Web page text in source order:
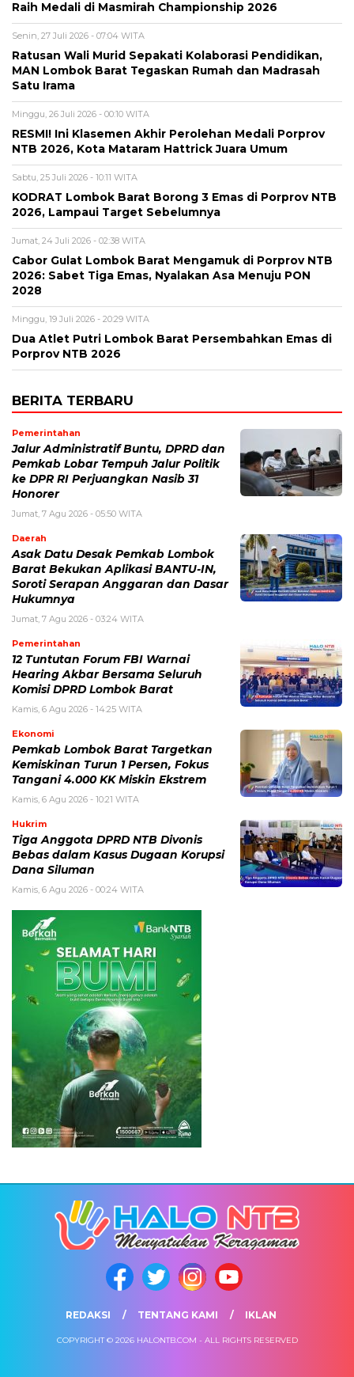
Raih Medali di Masmirah Championship 2026
Senin, 27 Juli 2026 - 07:04 WITA
Ratusan Wali Murid Sepakati Kolaborasi Pendidikan,
MAN Lombok Barat Tegaskan Rumah dan Madrasah
Satu Irama
Minggu, 26 Juli 2026 - 00:10 WITA
RESMI! Ini Klasemen Akhir Perolehan Medali Porprov
NTB 2026, Kota Mataram Hattrick Juara Umum
Sabtu, 25 Juli 2026 - 10:11 WITA
KODRAT Lombok Barat Borong 3 Emas di Porprov NTB
2026, Lampaui Target Sebelumnya
Jumat, 24 Juli 2026 - 02:38 WITA
Cabor Gulat Lombok Barat Mengamuk di Porprov NTB
2026: Sabet Tiga Emas, Nyalakan Asa Menuju PON
2028
Minggu, 19 Juli 2026 - 20:29 WITA
Dua Atlet Putri Lombok Barat Persembahkan Emas di
Porprov NTB 2026
BERITA TERBARU
Pemerintahan
Jalur Administratif Buntu, DPRD dan
Pemkab Lobar Tempuh Jalur Politik
ke DPR RI Perjuangkan Nasib 31
Honorer
Jumat, 7 Agu 2026 - 05:50 WITA
Daerah
Asak Datu Desak Pemkab Lombok
Barat Bekukan Aplikasi BANTU-IN,
Soroti Serapan Anggaran dan Dasar
Hukumnya
Jumat, 7 Agu 2026 - 03:24 WITA
Pemerintahan
12 Tuntutan Forum FBI Warnai
Hearing Akbar Bersama Seluruh
Komisi DPRD Lombok Barat
Kamis, 6 Agu 2026 - 14:25 WITA
Ekonomi
Pemkab Lombok Barat Targetkan
Kemiskinan Turun 1 Persen, Fokus
Tangani 4.000 KK Miskin Ekstrem
Kamis, 6 Agu 2026 - 10:21 WITA
Hukrim
Tiga Anggota DPRD NTB Divonis
Bebas dalam Kasus Dugaan Korupsi
Dana Siluman
Kamis, 6 Agu 2026 - 00:24 WITA
REDAKSI TENTANG KAMI IKLAN
COPYRIGHT © 2026 HALONTB.COM - ALL RIGHTS RESERVED